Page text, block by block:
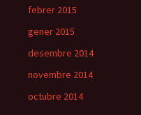
febrer 2015
gener 2015
desembre 2014
novembre 2014
octubre 2014